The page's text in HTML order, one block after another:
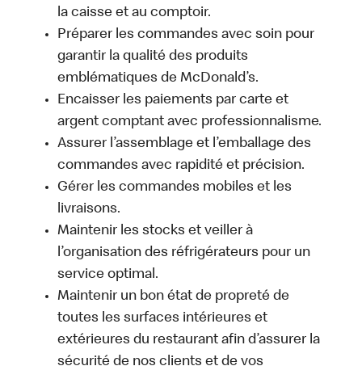
la caisse et au comptoir.
Préparer les commandes avec soin pour
garantir la qualité des produits
emblématiques de McDonald’s.
Encaisser les paiements par carte et
argent comptant avec professionnalisme.
Assurer l’assemblage et l’emballage des
commandes avec rapidité et précision.
Gérer les commandes mobiles et les
livraisons.
Maintenir les stocks et veiller à
l’organisation des réfrigérateurs pour un
service optimal.
Maintenir un bon état de propreté de
toutes les surfaces intérieures et
extérieures du restaurant afin d’assurer la
sécurité de nos clients et de vos